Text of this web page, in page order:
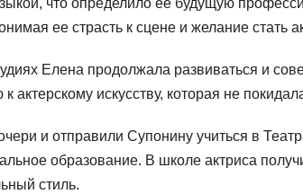
что определило ее будущую
ее страсть к сцене и желание стать
Елена продолжала развиваться и
актерскому искусству, которая не
и отправили Супонину учиться в
образование. В школе актриса
стиль.